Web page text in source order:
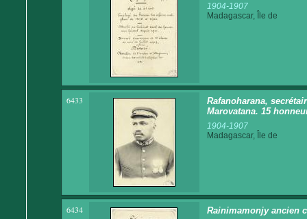
1904-1907
Madagascar, Île de
6433
Rafanoharana,
Marovatana. 15
1904-1907
Madagascar, Île de
6434 Rainimamonjy ancien